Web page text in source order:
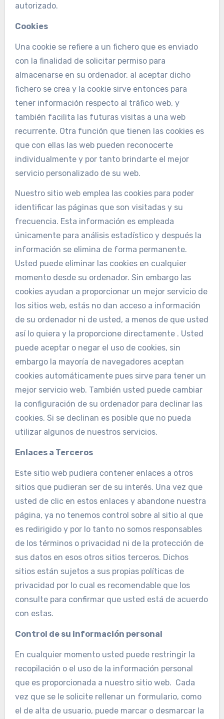
autorizado.
Cookies
Una cookie se refiere a un fichero que es enviado
con la finalidad de solicitar permiso para
almacenarse en su ordenador, al aceptar dicho
fichero se crea y la cookie sirve entonces para
tener información respecto al tráfico web, y
también facilita las futuras visitas a una web
recurrente. Otra función que tienen las cookies es
que con ellas las web pueden reconocerte
individualmente y por tanto brindarte el mejor
servicio personalizado de su web.
Nuestro sitio web emplea las cookies para poder
identificar las páginas que son visitadas y su
frecuencia. Esta información es empleada
únicamente para análisis estadístico y después la
información se elimina de forma permanente.
Usted puede eliminar las cookies en cualquier
momento desde su ordenador. Sin embargo las
cookies ayudan a proporcionar un mejor servicio de
los sitios web, estás no dan acceso a información
de su ordenador ni de usted, a menos de que usted
así lo quiera y la proporcione directamente . Usted
puede aceptar o negar el uso de cookies, sin
embargo la mayoría de navegadores aceptan
cookies automáticamente pues sirve para tener un
mejor servicio web. También usted puede cambiar
la configuración de su ordenador para declinar las
cookies. Si se declinan es posible que no pueda
utilizar algunos de nuestros servicios.
Enlaces a Terceros
Este sitio web pudiera contener enlaces a otros
sitios que pudieran ser de su interés. Una vez que
usted de clic en estos enlaces y abandone nuestra
página, ya no tenemos control sobre al sitio al que
es redirigido y por lo tanto no somos responsables
de los términos o privacidad ni de la protección de
sus datos en esos otros sitios terceros. Dichos
sitios están sujetos a sus propias políticas de
privacidad por lo cual es recomendable que los
consulte para confirmar que usted está de acuerdo
con estas.
Control de su información personal
En cualquier momento usted puede restringir la
recopilación o el uso de la información personal
que es proporcionada a nuestro sitio web. Cada
vez que se le solicite rellenar un formulario, como
el de alta de usuario, puede marcar o desmarcar la